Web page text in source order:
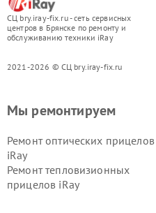
СЦ bry.iray-fix.ru - сеть сервисных
центров в Брянске по ремонту и
обслуживанию техники iRay
2021-2026 © СЦ bry.iray-fix.ru
Мы ремонтируем
Ремонт оптических прицелов
iRay
Ремонт тепловизионных
прицелов iRay